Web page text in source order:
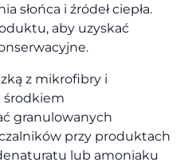
słońca i źródeł ciepła.
aby uzyskać
z mikrofibry i
środkiem
granulowanych
przy produktach
lub amoniaku